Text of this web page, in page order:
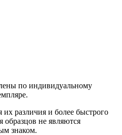
по индивидуальному
различия и более быстрого
образцов не являются
знаком.